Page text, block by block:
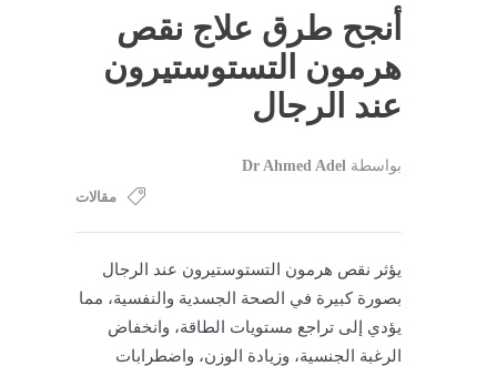
أنجح طرق علاج نقص
هرمون التستوستيرون
عند الرجال
بواسطة Dr Ahmed Adel
مقالات
يؤثر نقص هرمون التستوستيرون عند الرجال
بصورة كبيرة في الصحة الجسدية والنفسية، مما
يؤدي إلى تراجع مستويات الطاقة، وانخفاض
الرغبة الجنسية، وزيادة الوزن، واضطرابات